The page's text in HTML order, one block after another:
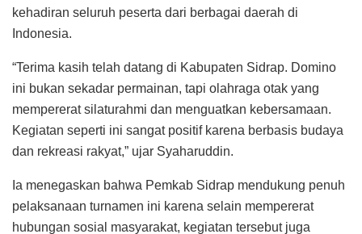
kehadiran seluruh peserta dari berbagai daerah di
Indonesia.
“Terima kasih telah datang di Kabupaten Sidrap. Domino
ini bukan sekadar permainan, tapi olahraga otak yang
mempererat silaturahmi dan menguatkan kebersamaan.
Kegiatan seperti ini sangat positif karena berbasis budaya
dan rekreasi rakyat,” ujar Syaharuddin.
Ia menegaskan bahwa Pemkab Sidrap mendukung penuh
pelaksanaan turnamen ini karena selain mempererat
hubungan sosial masyarakat, kegiatan tersebut juga